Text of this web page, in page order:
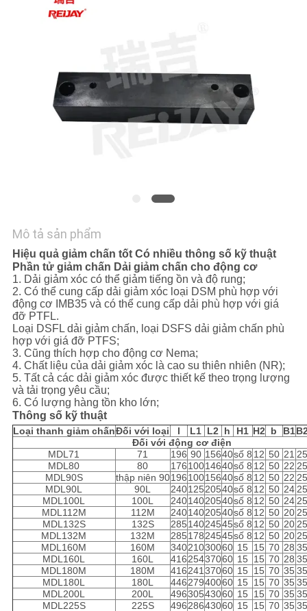
CHÚNG
GIÁ
OFFICIAL
WEBSITE
SƠ
ĐỒ
TRANG
WEB
PRIVACY
POLICY
Mô tả sản phẩm
Hiệu quả giảm chấn tốt Có nhiều thông số kỹ thuật
Phần tử giảm chấn Dải giảm chấn cho động cơ
1. Dải giảm xóc có thể giảm tiếng ồn và độ rung;
2. Có thể cung cấp dải giảm xóc loại DSM phù hợp với
động cơ IMB35 và có thể cung cấp dải phù hợp với giá
đỡ PTFL.
Loại DSFL dải giảm chấn, loại DSFS dải giảm chấn phù
hợp với giá đỡ PTFS;
3. Cũng thích hợp cho động cơ Nema;
4. Chất liệu của dải giảm xóc là cao su thiên nhiên (NR);
5. Tất cả các dải giảm xóc được thiết kế theo trọng lượng
và tải trọng yêu cầu;
6. Có lượng hàng tồn kho lớn;
Thông số kỹ thuật
Loại thanh giảm chấnĐối với loại l L1 L2 h H1 H2 b B1
Đối với động cơ điện
MDL71
71 196 90 15640số 8 12 50 21 25
MDL80
80 17610014640số 8 12 50 22 25
MDL90S
thập niên 9019610015640số 8 12 50 22 25
MDL90L
90L 24012520540số 8 12 50 2425
MDL100L
100L 24014020540số 8 12 50 2425
MDL112M
112M 24014020540số 8 12 50 2025
MDL132S
132S 28514024545số 8 12 50 2025
MDL132M
132M 28517824545số 8 12 50 2025
MDL160M
160M 34021030060 15 15 70 28 35
MDL160L
160L 41625437060 15 15 70 28 35
MDL180M
180M 41624137060 15 15 70 35 35
MDL180L
180L 44627940060 15 15 70 35 35
MDL200L
200L 49630543060 15 15 70 35 35
MDL225S
225S 49628643060 15 15 70 35 35